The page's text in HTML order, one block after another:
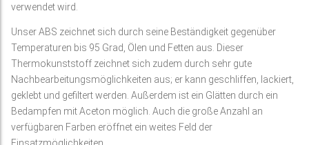
verwendet wird.
Unser ABS zeichnet sich durch seine Beständigkeit gegenüber
Temperaturen bis 95 Grad, Ölen und Fetten aus. Dieser
Thermokunststoff zeichnet sich zudem durch sehr gute
Nachbearbeitungsmöglichkeiten aus; er kann geschliffen, lackiert,
geklebt und gefiltert werden. Außerdem ist ein Glätten durch ein
Bedampfen mit Aceton möglich. Auch die große Anzahl an
verfügbaren Farben eröffnet ein weites Feld der